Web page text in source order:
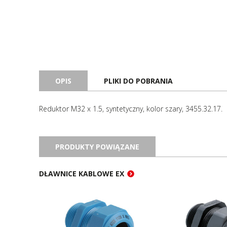
OPIS PLIKI DO POBRANIA
Reduktor M32 x 1.5, syntetyczny, kolor szary, 3455.32.17.
PRODUKTY POWIĄZANE
DŁAWNICE KABLOWE EX